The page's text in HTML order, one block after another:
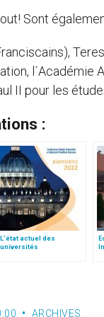
Sont
l´Académie
II pour les
:
L’état actuel des
universités
ARCHIVES